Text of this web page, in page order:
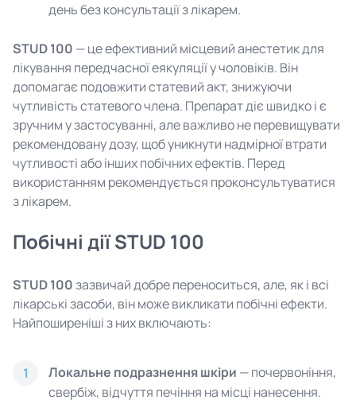
день без консультації з лікарем.
STUD 100 — це ефективний місцевий анестетик для
лікування передчасної еякуляції у чоловіків. Він
допомагає подовжити статевий акт, знижуючи
чутливість статевого члена. Препарат діє швидко і є
зручним у застосуванні, але важливо не перевищувати
рекомендовану дозу, щоб уникнути надмірної втрати
чутливості або інших побічних ефектів. Перед
використанням рекомендується проконсультуватися
з лікарем.
Побічні дії STUD 100
STUD 100зазвичай добре переноситься, але, як і всі
лікарські засоби, він може викликати побічні ефекти.
Найпоширеніші з них включають:
1 Локальне подразнення шкіри — почервоніння,
свербіж, відчуття печіння на місці нанесення.